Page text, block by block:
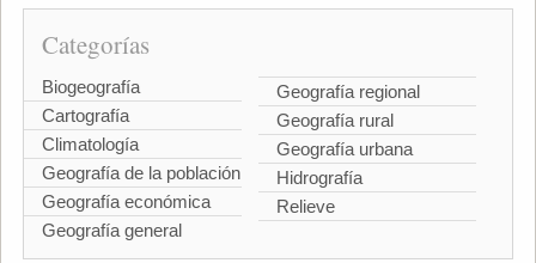
Categorías
Biogeografía
Cartografía
Climatología
Geografía de la población
Geografía económica
Geografía general
Geografía regional
Geografía rural
Geografía urbana
Hidrografía
Relieve